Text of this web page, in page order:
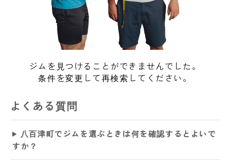
ジムを見つけることができませんでした。
条件を変更して再検索してください。
よくある質問
八百津町でジムを選ぶときは何を確認するとよいで
すか？